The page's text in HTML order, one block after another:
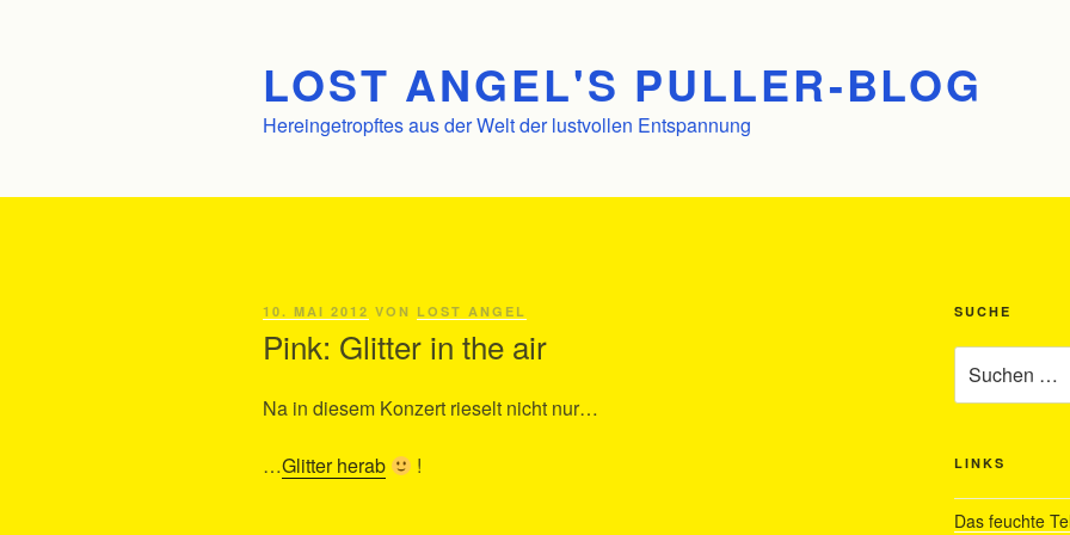
LOST ANGEL'S PULLER-BLOG
Hereingetropftes aus der Welt der lustvollen Entspannung
VERÖFFENTLICHT
10. MAI 2012 VON LOST ANGEL
Pink: Glitter in the air
Na in diesem Konzert rieselt nicht nur…
…Glitter herab !
SUCHE
nach:
LINKS
Das feuchte